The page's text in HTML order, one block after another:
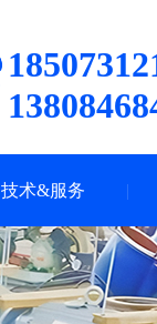
技术&服务